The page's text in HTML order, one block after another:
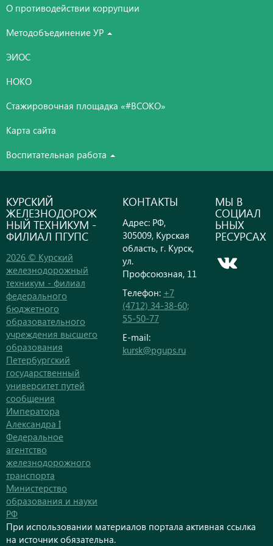
О противодействии коррупции
Методобъединение УР
ЭИОС
НОКО
Стажировочная площадка «#ВСОКО»
Карта сайта
Воспитательная работа
КУРСКИЙ
ЖЕЛЕЗНОДОРОЖ
НЫЙ ТЕХНИКУМ -
ФИЛИАЛ ПГУПС
2026 © Курский
железнодорожный
техникум - филиал
федерального
бюджетного
образовательного
учреждения высшего
образования
Петербургский
государственный
университет путей
сообщения
Императора
Александра I
Федеральное
агентство
железнодорожного
транспорта
Министерство
образования и науки
РФ
КОНТАКТЫ
Адрес: РФ,
305009, Курская
область, г. Курск,
ул.
Профсоюзная, 11
Телефон: +7
(4712) 34-38-60;
55-50-77
E-mail:
kursk@pgups.ru
МЫ В
СОЦИАЛ
ЬНЫХ
РЕСУРСАХ
При использовании материалов портала активная ссылка
на источник обязательна.